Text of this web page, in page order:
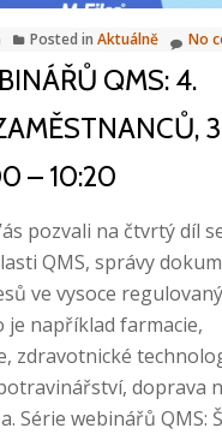
Intro,
12.
5.
2021,
10:00
Posted in Aktuálně No
QMS: 4.
– 10:20
pozvali na čtvrtý díl
QMS, správy
ve vysoce
je například farmacie,
zdravotnické
doprava
Série webinářů QMS: